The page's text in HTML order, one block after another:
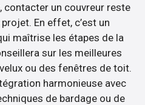
contacter un couvreur reste
En effet, c’est un
maîtrise les étapes de la
sur les meilleures
ou des fenêtres de toit.
harmonieuse avec
de bardage ou de